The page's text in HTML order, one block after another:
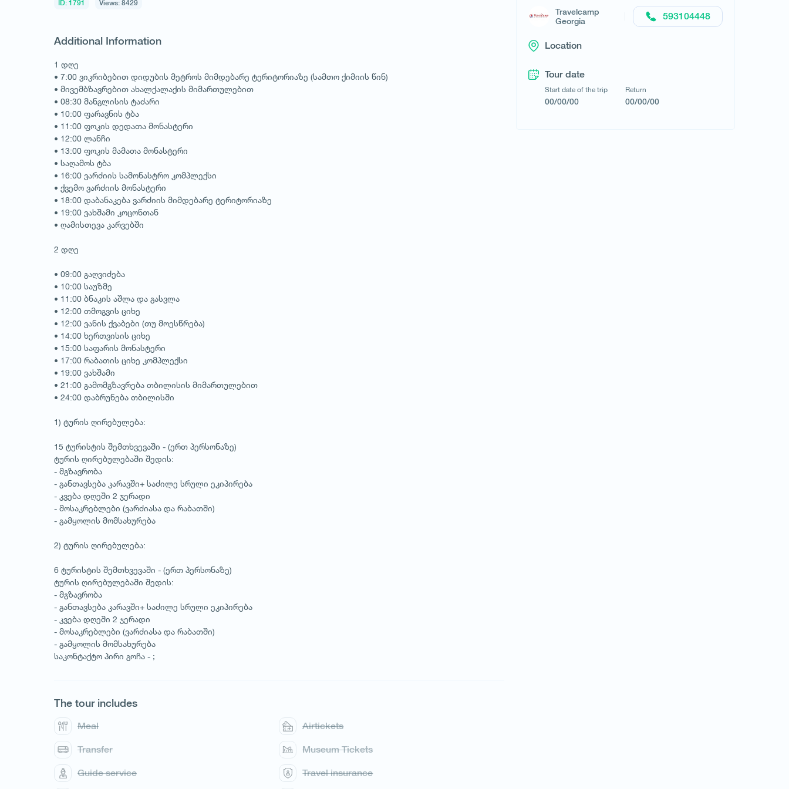
1 / 1
ID: 1791 Views: 8429
Additional Information
1 დღე
• 7:00 ვიკრიბებით დიდუბის მეტროს მიმდებარე ტერიტორიაზე (სამთო ქიმიის წინ)
• მივემბზავრებით ახალქალაქის მიმართულებით
• 08:30 მანგლისის ტაძარი
• 10:00 ფარავნის ტბა
• 11:00 ფოკის დედათა მონასტერი
• 12:00 ლანჩი
• 13:00 ფოკის მამათა მონასტერი
• საღამოს ტბა
• 16:00 ვარძიის სამონასტრო კომპლექსი
• ქვემო ვარძიის მონასტერი
• 18:00 დაბანაკება ვარძიის მიმდებარე ტერიტორიაზე
• 19:00 ვახშამი კოცონთან
• ღამისთევა კარვებში
2 დღე
• 09:00 გაღვიძება
• 10:00 საუზმე
• 11:00 ბნაკის აშლა და გასვლა
• 12:00 თმოგვის ციხე
• 12:00 ვანის ქვაბები (თუ მოესწრება)
• 14:00 ხერთვისის ციხე
• 15:00 საფარის მონასტერი
• 17:00 რაბათის ციხე კომპლექსი
• 19:00 ვახშამი
• 21:00 გამომგზავრება თბილისის მიმართულებით
• 24:00 დაბრუნება თბილისში
1) ტურის ღირებულება:
15 ტურისტის შემთხვევაში - (ერთ პერსონაზე)
ტურის ღირებულებაში შედის:
- მგზავრობა
- განთავსება კარავში+ საძილე სრული ეკიპირება
- კვება დღეში 2 ჯერადი
- მოსაკრებლები (ვარძიასა და რაბათში)
- გამყოლის მომსახურება
2) ტურის ღირებულება:
6 ტურისტის შემთხვევაში - (ერთ პერსონაზე)
ტურის ღირებულებაში შედის:
- მგზავრობა
- განთავსება კარავში+ საძილე სრული ეკიპირება
- კვება დღეში 2 ჯერადი
- მოსაკრებლები (ვარძიასა და რაბათში)
- გამყოლის მომსახურება
საკონტაქტო პირი გოჩა - ;
The tour includes
Meal Airtickets
Transfer Museum Tickets
Guide service Travel insurance
Travelcamp
Georgia
593104448
Location
Tour date
Start date of the trip
00/00/00
Return
00/00/00